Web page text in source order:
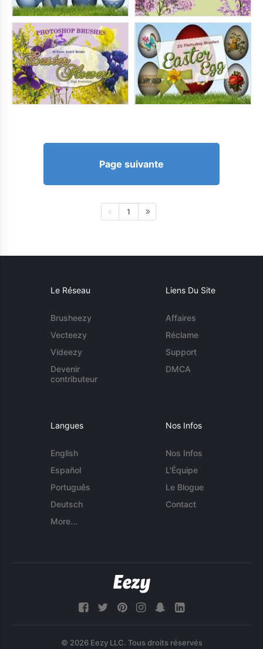
Page suivante
1
Le Réseau
Brusheezy
Vecteezy
Videezy
Devenir
contributeur
Liens Du Site
Affaires
Réclame
Support
DMCA
Langues
English
Español
Português
Deutsch
More...
Nos Infos
Nos Infos
L'Équipe
Le Blogue
Contact
© 2026 Eezy LLC. Tous droits réservés